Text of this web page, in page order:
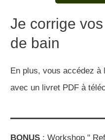
Je corrige
de bain
En plus, vous accédez à
avec un livret PDF à
BONUS : Workshop "